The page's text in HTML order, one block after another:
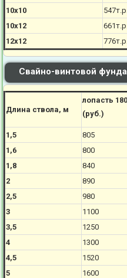
10х10
547
10х12
661
12х12
776
Свайно-винтовой
Длина ствола, м
лопасть
(руб.)
1,5 805
1,6
800
1,8
840
2
890
2,5
980
3
1100
3,5
1250
4
1300
4,5
1520
5
1600